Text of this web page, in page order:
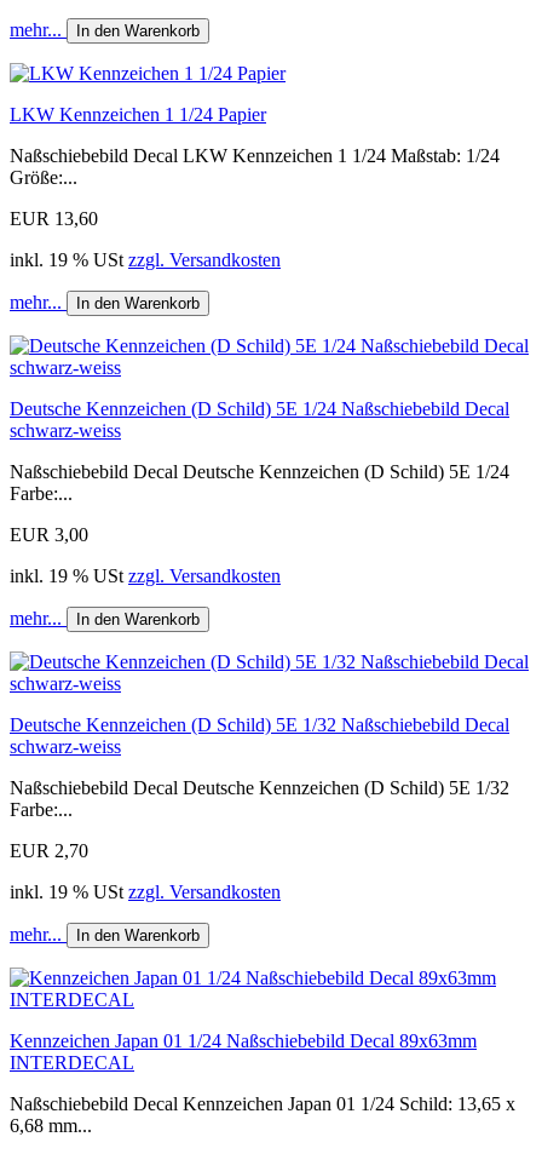
mehr... In den Warenkorb
LKW Kennzeichen 1 1/24 Papier
Naßschiebebild Decal LKW Kennzeichen 1 1/24 Maßstab: 1/24
Größe:...
EUR 13,60
inkl. 19 % USt zzgl. Versandkosten
mehr... In den Warenkorb
Deutsche Kennzeichen (D Schild) 5E 1/24 Naßschiebebild Decal
schwarz-weiss
Naßschiebebild Decal Deutsche Kennzeichen (D Schild) 5E 1/24
Farbe:...
EUR 3,00
inkl. 19 % USt zzgl. Versandkosten
mehr... In den Warenkorb
Deutsche Kennzeichen (D Schild) 5E 1/32 Naßschiebebild Decal
schwarz-weiss
Naßschiebebild Decal Deutsche Kennzeichen (D Schild) 5E 1/32
Farbe:...
EUR 2,70
inkl. 19 % USt zzgl. Versandkosten
mehr... In den Warenkorb
Kennzeichen Japan 01 1/24 Naßschiebebild Decal 89x63mm
INTERDECAL
Naßschiebebild Decal Kennzeichen Japan 01 1/24 Schild: 13,65 x
6,68 mm...